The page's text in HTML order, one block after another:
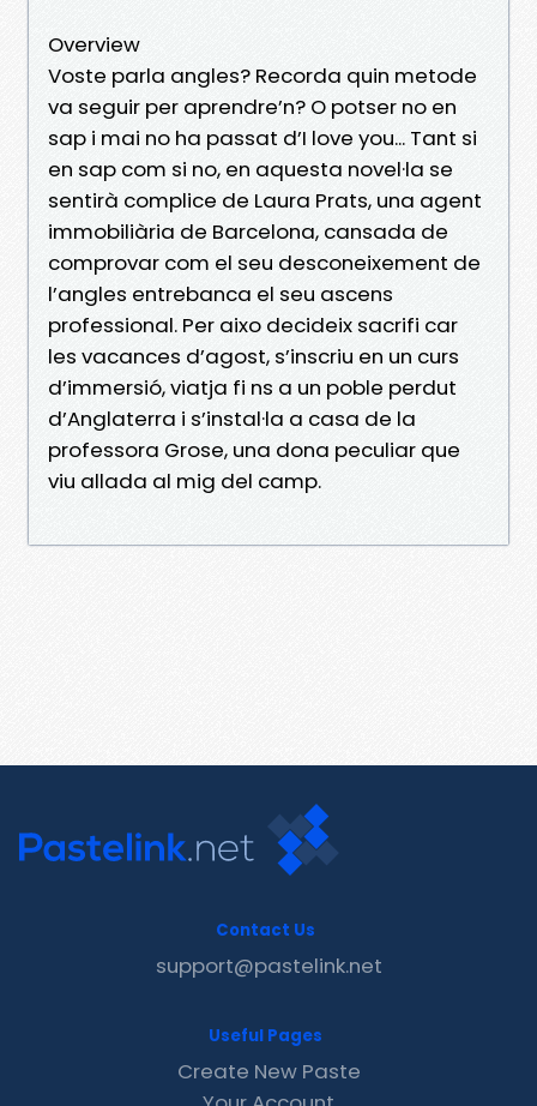
Overview
Voste parla angles? Recorda quin metode
va seguir per aprendre’n? O potser no en
sap i mai no ha passat d’I love you... Tant si
en sap com si no, en aquesta novel·la se
sentirà complice de Laura Prats, una agent
immobiliària de Barcelona, cansada de
comprovar com el seu desconeixement de
l’angles entrebanca el seu ascens
professional. Per aixo decideix sacrifi car
les vacances d’agost, s’inscriu en un curs
d’immersió, viatja fi ns a un poble perdut
d’Anglaterra i s’instal·la a casa de la
professora Grose, una dona peculiar que
viu allada al mig del camp.
Contact Us
support@pastelink.net
Useful Pages
Create New Paste